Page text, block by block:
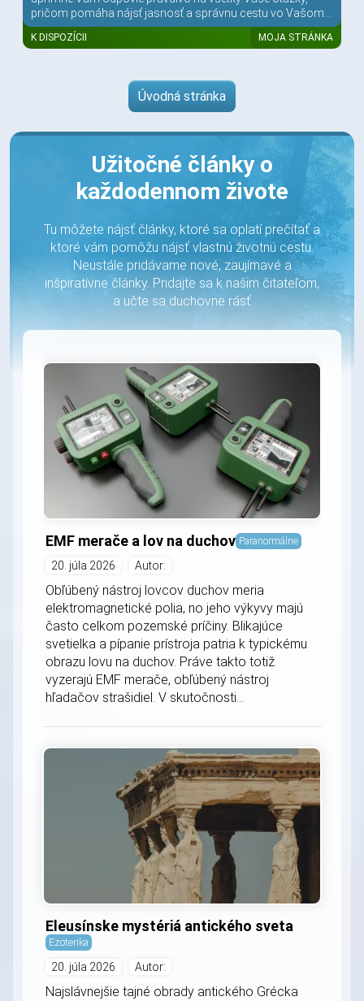
pričom pomáha nájsť jasnosť a správnu cestu vo Vašom...
K DISPOZÍCII MOJA STRÁNKA
Úvodná stránka
Užitočné články o
každodennom živote
Tu môžete nájsť články, ktoré sa oplatí prečítať a
ktoré vám pomôžu nájsť vlastnú životnú cestu.
Neustále pridávame nové, zaujímavé a
inšpiratívne články. Pridajte sa k našim čitateľom,
a učte sa duchovne rásť
EMF merače a lov na duchov Paranormálne
20. júla 2026 Autor:
Obľúbený nástroj lovcov duchov meria
elektromagnetické polia, no jeho výkyvy majú
často celkom pozemské príčiny. Blikajúce
svetielka a pípanie prístroja patria k typickému
obrazu lovu na duchov. Práve takto totiž
vyzerajú EMF merače, obľúbený nástroj
hľadačov strašidiel. V skutočnosti...
Eleusínske mystériá antického sveta
Ezoterika
20. júla 2026 Autor:
Najslávnejšie tajné obrady antického Grécka